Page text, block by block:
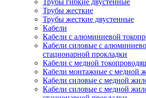
Трубы гибкие двустенные
Трубы жесткие
Трубы жесткие двустенные
Кабели
Кабели с алюминиевой
Кабели силовые с
стационарной прокладки
Кабели с медной
Кабели монтажные с медной
Кабели силовые с медной
Кабели силовые с медной